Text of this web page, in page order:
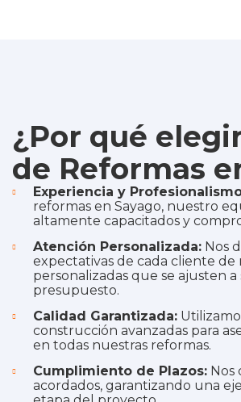
¿Por qué
de Reformas
Experiencia y
reformas en Sayago, nuestro
altamente capacitados y
Atención Personalizada: Nos
expectativas de cada cliente
personalizadas que se ajusten
presupuesto.
Calidad Garantizada:
construcción avanzadas para
en todas nuestras reformas.
Cumplimiento de Plazos: Nos
acordados, garantizando una